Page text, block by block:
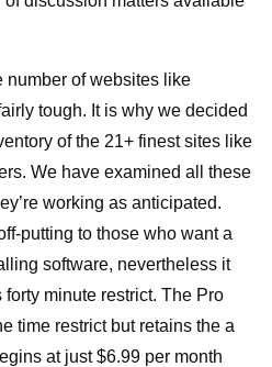
of websites like
tough. It is why we decided
of the 21+ finest sites like
We have examined all these
working as anticipated.
putting to those who want a
software, nevertheless it
forty minute restrict. The Pro
time restrict but retains the a
at just $6.99 per month